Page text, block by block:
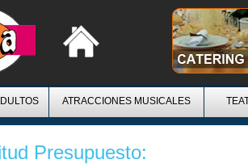
ATRACCIONES MUSICALES
Presupuesto: